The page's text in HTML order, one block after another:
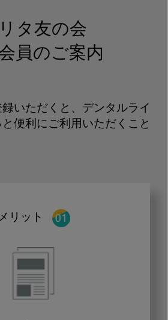
タ友の会
員のご案内
いただくと、デンタルライ
便利にご利用いただくこと
メリット